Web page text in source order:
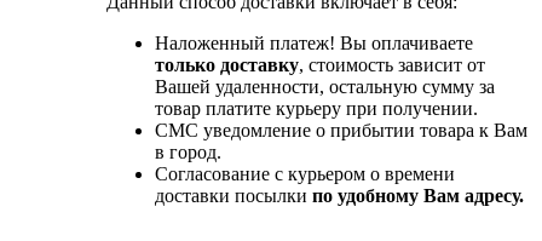
Наложенный платеж! Вы оплачиваете
только доставку, стоимость зависит от
Вашей удаленности, остальную сумму за
товар платите курьеру при получении.
СМС уведомление о прибытии товара к Вам
в город.
Согласование с курьером о времени
доставки посылки по удобному Вам адресу.